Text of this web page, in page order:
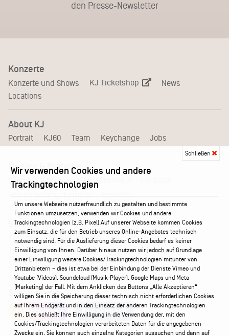
den Presse-Newsletter
Konzerte
Konzerte und Shows KJ Ticketshop
News
Locations
About KJ
Portrait KJ60 Team Keychange Jobs
Medien & Branche
Booking Presse
Pressematerial – Festivals
Akkreditierungsformular – Festivals
Service
Kontakt Leichte Sprache
FAQ / Hilfe
Ticketshop Hamburg
Gutscheine
Callback-Service
Ticketservice 040 - 413 22 60
Social Media
Instagram Facebook
Schließen
Wir verwenden Cookies und andere
Trackingtechnologien
Um unsere Webseite nutzerfreundlich zu gestalten und bestimmte
Funktionen umzusetzen, verwenden wir Cookies und andere
Trackingtechnologien (z.B. Pixel).Auf unserer Webseite kommen Cookies
zum Einsatz, die für den Betrieb unseres Online-Angebotes technisch
notwendig sind. Für die Auslieferung dieser Cookies bedarf es keiner
Einwilligung von Ihnen. Darüber hinaus nutzen wir jedoch auf Grundlage
einer Einwilligung weitere Cookies/Trackingtechnologien mitunter von
Drittanbietern – dies ist etwa bei der Einbindung der Dienste Vimeo und
Youtube (Videos), Soundcloud (Musik-Player), Google Maps und Meta
(Marketing) der Fall. Mit dem Anklicken des Buttons „Alle Akzeptieren“
willigen Sie in die Speicherung dieser technisch nicht erforderlichen Cookies
auf Ihrem Endgerät und in den Einsatz der anderen Trackingtechnologien
ein. Dies schließt Ihre Einwilligung in die Verwendung der, mit den
Cookies/Trackingtechnologien verarbeiteten Daten für die angegebenen
Zwecke ein. Sie können auch einzelne Kategorien aussuchen und dann auf